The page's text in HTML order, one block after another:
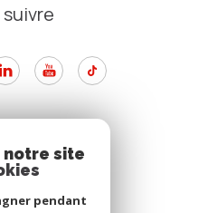
suivre
notre site
pendant